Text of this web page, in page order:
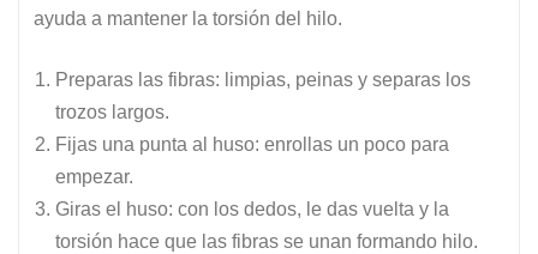
ayuda a mantener la torsión del hilo.
Preparas las fibras: limpias, peinas y separas los
trozos largos.
Fijas una punta al huso: enrollas un poco para
empezar.
Giras el huso: con los dedos, le das vuelta y la
torsión hace que las fibras se unan formando hilo.